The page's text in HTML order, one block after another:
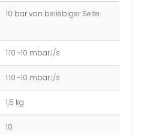
10 bar von beliebiger Seite
1.10 -10 mbar.l/s
1.10 -10 mbar.l/s
1,5 kg
10